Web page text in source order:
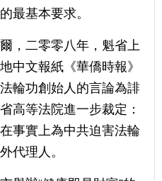
最基本要求。
，二零零八年，魁省上
中文報紙《華僑時報》
輪功創始人的言論為誹
高等法院進一步裁定：
事實上為中共迫害法輪
代理人。